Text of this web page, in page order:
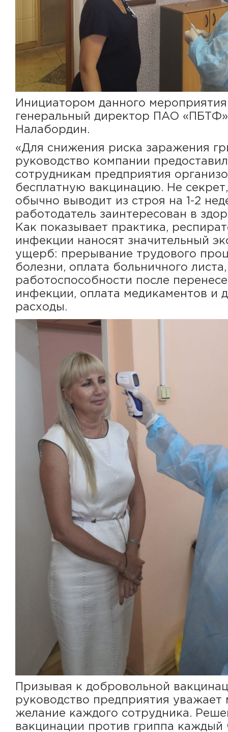
Инициатором данного
генеральный директор ПАО
Налабордин.
«Для снижения риска заражения
руководство компании
сотрудникам предприятия
бесплатную вакцинацию. Не
обычно выводит из строя на 1-2
работодатель заинтересован в
Как показывает практика,
инфекции наносят значительный
ущерб: прерывание трудового
болезни, оплата больничного
работоспособности после
инфекции, оплата медикаментов и
расходы.
Призывая к добровольной
руководство предприятия уважает
желание каждого сотрудника.
вакцинации против гриппа каждый